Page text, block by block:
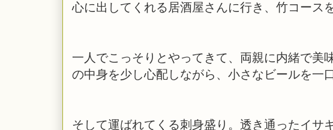
心に出してくれる居酒屋さんに行き、竹コース
一人でこっそりとやってきて、両親に内緒で美
の中身を少し心配しながら、小さなビールを一
そして運ばれてくる刺身盛り。透き通ったイサ